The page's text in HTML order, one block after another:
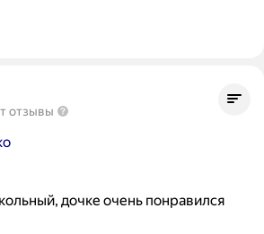
отзывы
дочке очень понравился